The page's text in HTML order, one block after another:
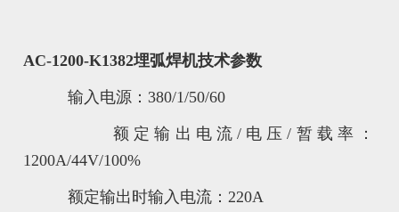
AC-1200-K1382埋弧焊机技术参数
输入电源：380/1/50/60
额定输出电流/电压/暂载率：
1200A/44V/100%
额定输出时输入电流：220A